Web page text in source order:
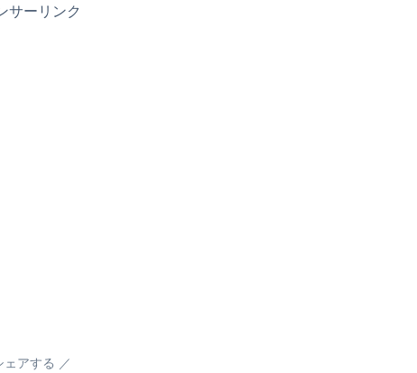
サーリンク
ェアする